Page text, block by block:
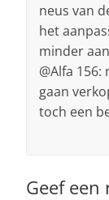
neus van
het
minder
@Alfa
gaan
toch een
Geef een